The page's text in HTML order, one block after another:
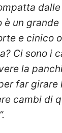
è un
e cinico
Ci sono i
la
far girare
cambi di